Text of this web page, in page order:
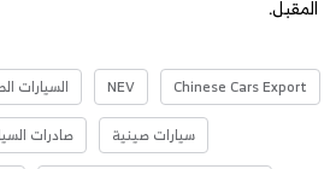
المقبل.
Chinese Cars Export
NEV السيارات
سيارات صينية
صادرات